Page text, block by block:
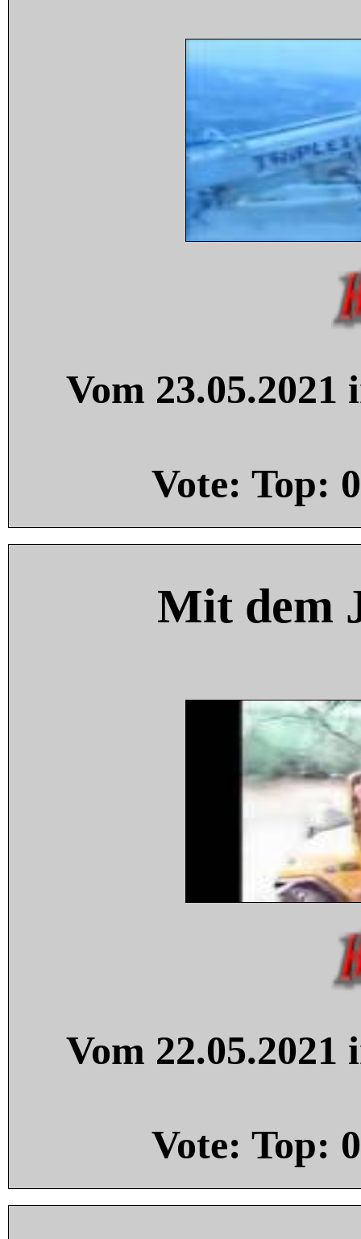
Vom
Vote: Top: 0
Mit dem
Vom
Vote: Top: 0